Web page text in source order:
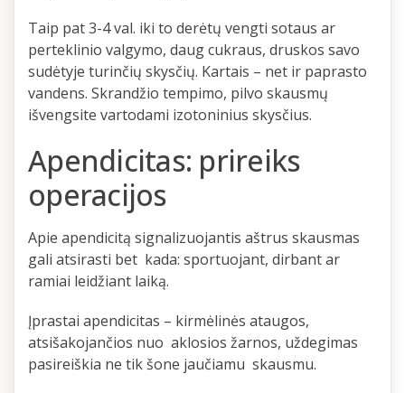
Taip pat 3-4 val. iki to derėtų vengti sotaus ar
perteklinio valgymo, daug cukraus, druskos savo
sudėtyje turinčių skysčių. Kartais – net ir paprasto
vandens. Skrandžio tempimo, pilvo skausmų
išvengsite vartodami izotoninius skysčius.
Apendicitas: prireiks
operacijos
Apie apendicitą signalizuojantis aštrus skausmas
gali atsirasti bet kada: sportuojant, dirbant ar
ramiai leidžiant laiką.
Įprastai apendicitas – kirmėlinės ataugos,
atsišakojančios nuo aklosios žarnos, uždegimas
pasireiškia ne tik šone jaučiamu skausmu.